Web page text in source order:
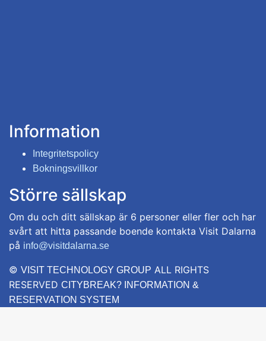
Information
Integritetspolicy
Bokningsvillkor
Större sällskap
Om du och ditt sällskap är 6 personer eller fler och har
svårt att hitta passande boende kontakta Visit Dalarna
på info@visitdalarna.se
© VISIT TECHNOLOGY GROUP ALL RIGHTS
RESERVED CITYBREAK? INFORMATION &
RESERVATION SYSTEM